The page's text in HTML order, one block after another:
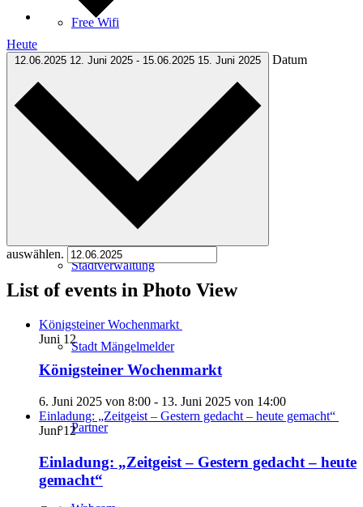
Free Wifi
Infomaterial zum Download
Kartenvorverkauf
Stadtverwaltung
Stadt Mängelmelder
Partner
Heute
12.06.2025 12. Juni 2025 - 15.06.2025 15. Juni 2025 Datum
auswählen.
List of events in Photo View
Königsteiner Wochenmarkt
Juni 12
Königsteiner Wochenmarkt
6. Juni 2025 von 8:00 - 13. Juni 2025 von 14:00
Einladung: „Zeitgeist – Gestern gedacht – heute gemacht“
Juni12
Einladung: „Zeitgeist – Gestern gedacht – heute
gemacht“